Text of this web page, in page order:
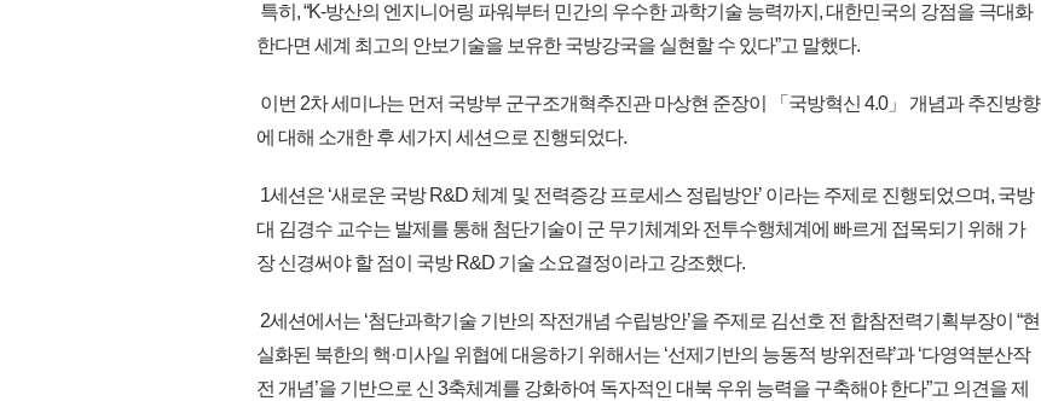
특히, “K-방산의 엔지니어링 파워부터 민간의 우수한 과학기술 능력까지, 대한민국의 강점을 극대화
한다면 세계 최고의 안보기술을 보유한 국방강국을 실현할 수 있다”고 말했다.
이번 2차 세미나는 먼저 국방부 군구조개혁추진관 마상현 준장이 「국방혁신 4.0」 개념과 추진방향
에 대해 소개한 후 세가지 세션으로 진행되었다.
1세션은 ‘새로운 국방 R&D 체계 및 전력증강 프로세스 정립방안’ 이라는 주제로 진행되었으며, 국방
대 김경수 교수는 발제를 통해 첨단기술이 군 무기체계와 전투수행체계에 빠르게 접목되기 위해 가
장 신경써야 할 점이 국방 R&D 기술 소요결정이라고 강조했다.
2세션에서는 ‘첨단과학기술 기반의 작전개념 수립방안’을 주제로 김선호 전 합참전력기획부장이 “현
실화된 북한의 핵·미사일 위협에 대응하기 위해서는 ‘선제기반의 능동적 방위전략’과 ‘다영역분산작
전 개념’을 기반으로 신 3축체계를 강화하여 독자적인 대북 우위 능력을 구축해야 한다”고 의견을 제